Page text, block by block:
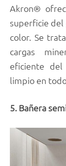
Akron®
superficie del
color. Se
cargas
eficiente
limpio en
5. Bañera